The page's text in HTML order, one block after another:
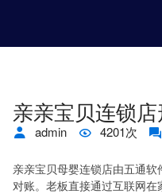
亲亲宝贝连锁
admin 4201次
亲亲宝贝母婴连锁店由五通软
对账。老板直接通过互联网